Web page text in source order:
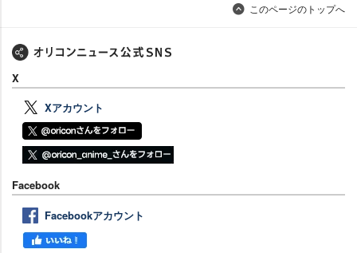
このページのトップへ
X
Xアカウント
Facebook
Facebookアカウント